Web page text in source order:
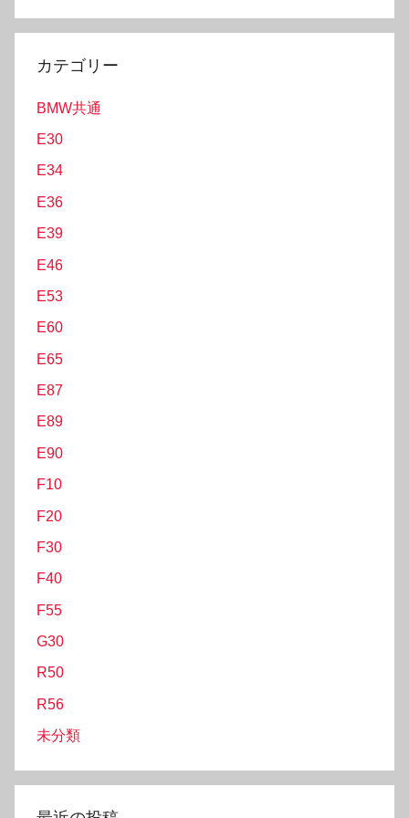
a
c
o
r
:
e
カテゴリー
BMW共通
E30
E34
E36
E39
E46
E53
E60
E65
E87
E89
E90
F10
F20
F30
F40
F55
G30
R50
R56
未分類